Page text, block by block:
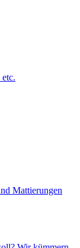
Mattierungen